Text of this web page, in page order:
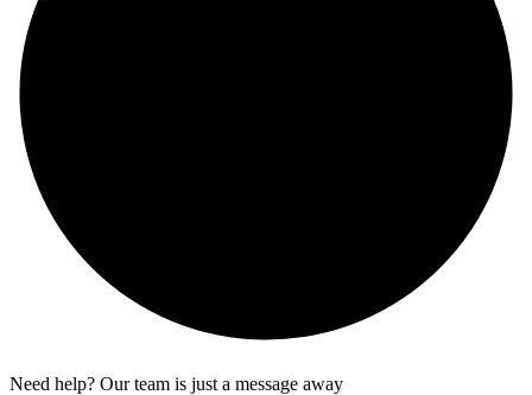
Need help? Our team is just a message away